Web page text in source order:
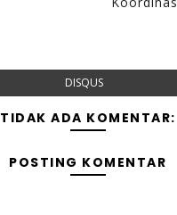
DISQUS
TIDAK ADA KOMENTAR:
POSTING KOMENTAR